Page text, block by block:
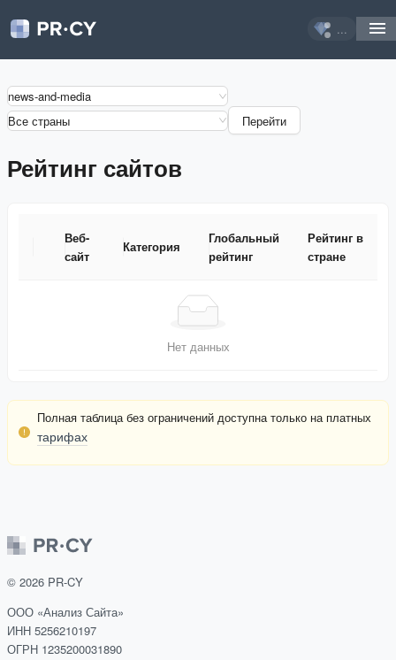
...
news-and-media
Все страны
Перейти
Рейтинг сайтов
Веб-
сайт
Категория
Глобальный
рейтинг
Рейтинг в
стране
рейтинг
Нет данных
Полная таблица без ограничений доступна только на платных
тарифах
© 2026 PR-CY
ООО «Анализ Сайта»
ИНН 5256210197
ОГРН 1235200031890